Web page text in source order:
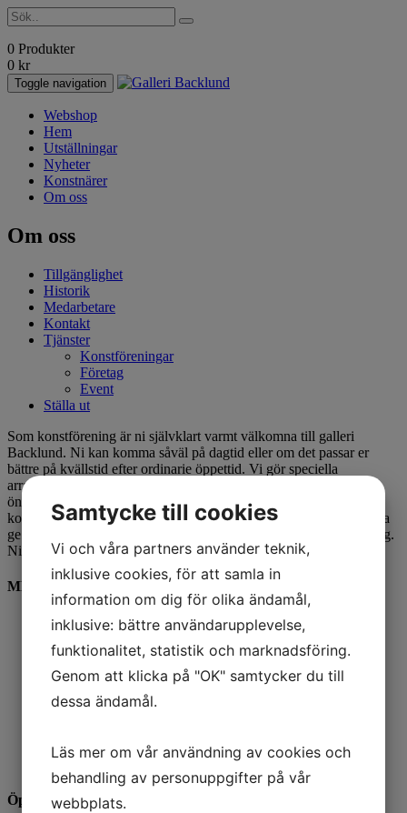
0 Produkter
0 kr
Toggle navigation
Webshop
Hem
Utställningar
Nyheter
Konstnärer
Om oss
Om oss
Tillgänglighet
Historik
Medarbetare
Kontakt
Tjänster
Konstföreningar
Företag
Event
Ställa ut
Som konstförening är ni självklart varmt välkomna till galleri
Backlund. Ni kan komma såväl på dagtid eller om det passar er
bättre på kvällstid efter ordinarie öppettid. Vi gör speciella
arrangemang för just er där vi visar konst i olika stilar efter de
önskemål ni har. Vårt urval är mycket stort vilket gör att ni som
konstförening kan hitta den bredd ni ofta eftersträvar. För att kunna
ge er bästa möjliga service är det att föredra om ni bokar en visning.
Ni kan nå oss via e-post eller telefon (se under kontakt nedan).
MENY
Hem
Utställningar
Konstföreningar/Företag
Inbjudan
Integritetspolicy
Nyheter
Kontakt
Öppettider
Samtycke till cookies
Vi och våra partners använder teknik,
inklusive cookies, för att samla in
information om dig för olika ändamål,
inklusive: bättre användarupplevelse,
funktionalitet, statistik och marknadsföring.
Genom att klicka på "OK" samtycker du till
dessa ändamål.
Läs mer om vår användning av cookies och
behandling av personuppgifter på vår
webbplats.